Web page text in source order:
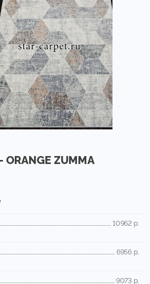
ZUMMA
10962 р.
6956 р.
9073 р.